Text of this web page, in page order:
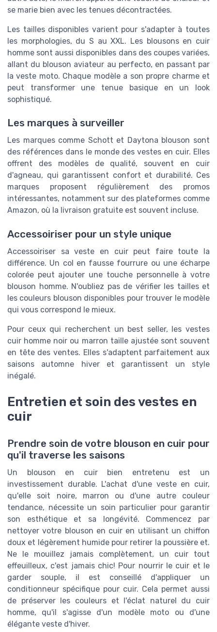
se marie bien avec les tenues décontractées.
Les tailles disponibles varient pour s'adapter à toutes
les morphologies, du S au XXL. Les blousons en cuir
homme sont aussi disponibles dans des coupes variées,
allant du blouson aviateur au perfecto, en passant par
la veste moto. Chaque modèle a son propre charme et
peut transformer une tenue basique en un look
sophistiqué.
Les marques à surveiller
Les marques comme Schott et Daytona blouson sont
des références dans le monde des vestes en cuir. Elles
offrent des modèles de qualité, souvent en cuir
d'agneau, qui garantissent confort et durabilité. Ces
marques proposent régulièrement des promos
intéressantes, notamment sur des plateformes comme
Amazon, où la livraison gratuite est souvent incluse.
Accessoiriser pour un style unique
Accessoiriser sa veste en cuir peut faire toute la
différence. Un col en fausse fourrure ou une écharpe
colorée peut ajouter une touche personnelle à votre
blouson homme. N'oubliez pas de vérifier les tailles et
les couleurs blouson disponibles pour trouver le modèle
qui vous correspond le mieux.
Pour ceux qui recherchent un best seller, les vestes
cuir homme noir ou marron taille ajustée sont souvent
en tête des ventes. Elles s'adaptent parfaitement aux
saisons automne hiver et garantissent un style
inégalé.
Entretien et soin des vestes en
cuir
Prendre soin de votre blouson en cuir pour
qu'il traverse les saisons
Un blouson en cuir bien entretenu est un
investissement durable. L'achat d'une veste en cuir,
qu'elle soit noire, marron ou d'une autre couleur
tendance, nécessite un soin particulier pour garantir
son esthétique et sa longévité. Commencez par
nettoyer votre blouson en cuir en utilisant un chiffon
doux et légèrement humide pour retirer la poussière et.
Ne le mouillez jamais complètement, un cuir tout
effeuilleux, c'est jamais chic! Pour nourrir le cuir et le
garder souple, il est conseillé d'appliquer un
conditionneur spécifique pour cuir. Cela permet aussi
de préserver les couleurs et l'éclat naturel du cuir
homme, qu'il s'agisse d'un modèle moto ou d'une
élégante veste d'hiver.